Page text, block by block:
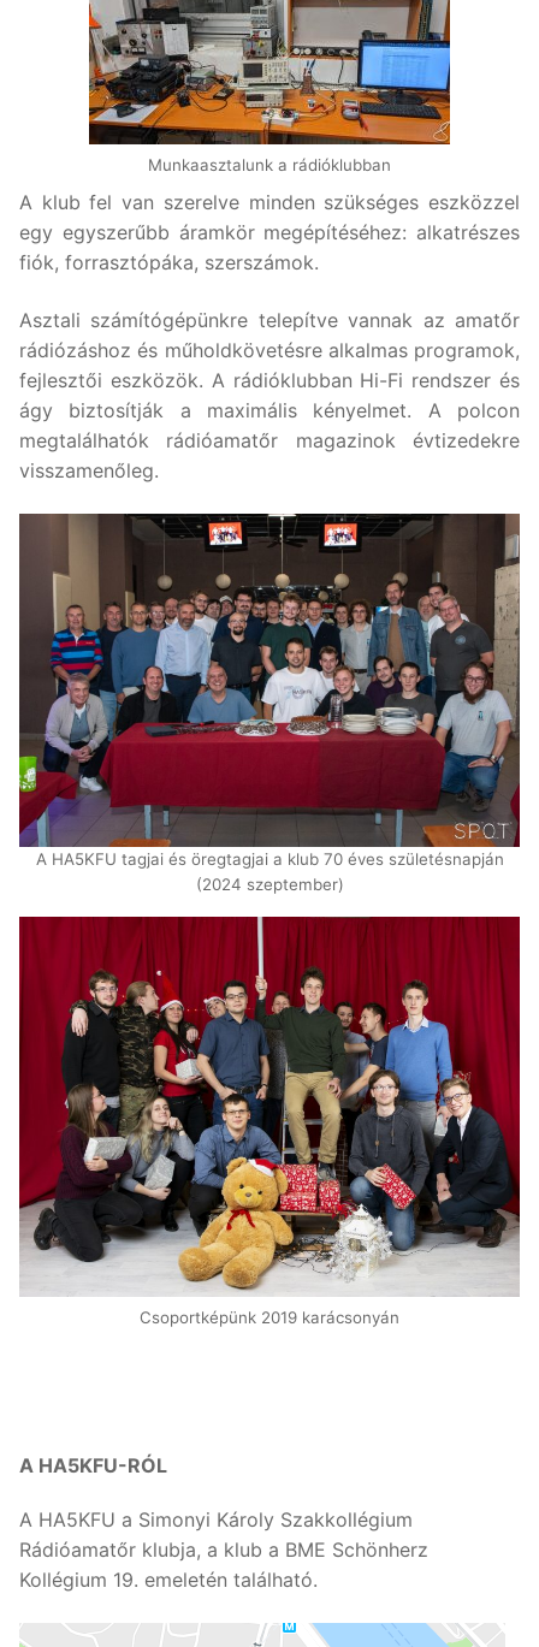
Munkaasztalunk a rádióklubban
A klub fel van szerelve minden szükséges eszközzel
egy egyszerűbb áramkör megépítéséhez: alkatrészes
fiók, forrasztópáka, szerszámok.
Asztali számítógépünkre telepítve vannak az amatőr
rádiózáshoz és műholdkövetésre alkalmas programok,
fejlesztői eszközök. A rádióklubban Hi-Fi rendszer és
ágy biztosítják a maximális kényelmet. A polcon
megtalálhatók rádióamatőr magazinok évtizedekre
visszamenőleg.
A HA5KFU tagjai és öregtagjai a klub 70 éves születésnapján
(2024 szeptember)
Csoportképünk 2019 karácsonyán
A HA5KFU-RÓL
A HA5KFU a Simonyi Károly Szakkollégium
Rádióamatőr klubja, a klub a BME Schönherz
Kollégium 19. emeletén található.